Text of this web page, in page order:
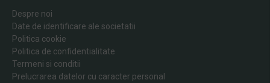
Despre noi
Date de identificare ale societatii
Politica cookie
Politica de confidentialitate
Termeni si conditii
Prelucrarea datelor cu caracter personal